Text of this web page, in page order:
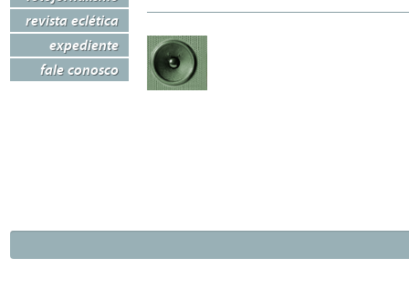
revista eclética
expediente
fale conosco